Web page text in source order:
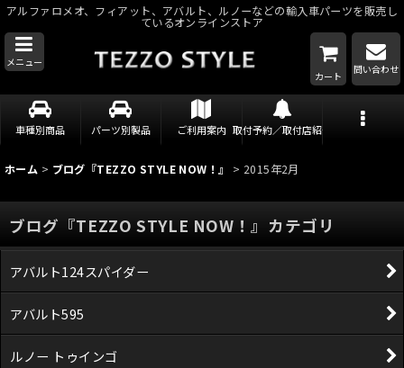
アルファロメオ、フィアット、アバルト、ルノーなどの輸入車パーツを販売し
ているオンラインストア
メニュー
カート
問い合わせ
車種別商品 パーツ別製品 ご利用案内 取付予約／取付店紹介
ホーム > ブログ『TEZZO STYLE NOW！』 > 2015年2月
ブログ『TEZZO STYLE NOW！』カテゴリ
アバルト124スパイダー
アバルト595
ルノー トゥインゴ